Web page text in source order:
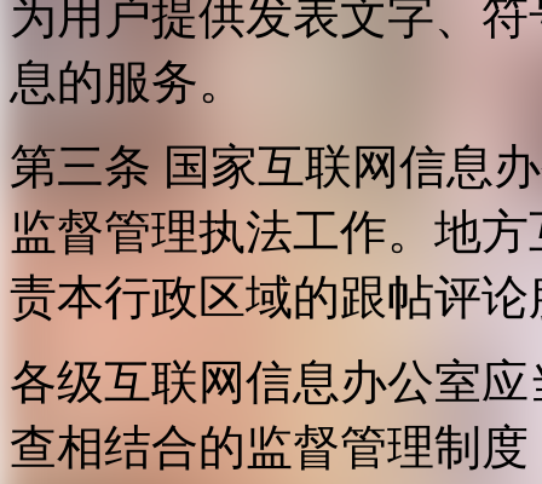
为用户提供发表文字、
息的服务。
第三条 国家互联网信息
监督管理执法工作。地
责本行政区域的跟帖评
各级互联网信息办公室
查相结合的监督管理制